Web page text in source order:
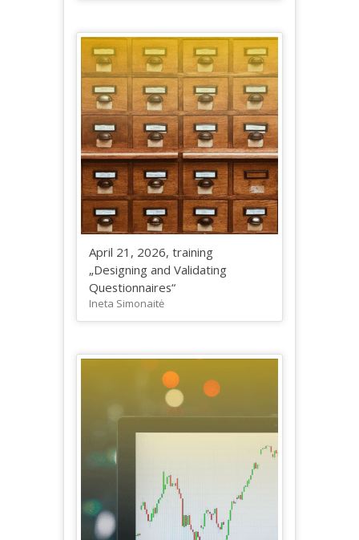
April 21, 2026, training
„Designing and Validating
Questionnaires“
Ineta Simonaitė